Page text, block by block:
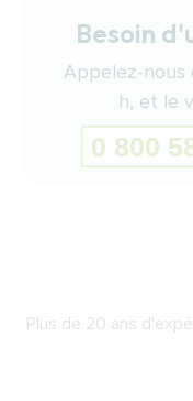
Besoin
Appelez-nous
h, et le
Plus de 20 ans